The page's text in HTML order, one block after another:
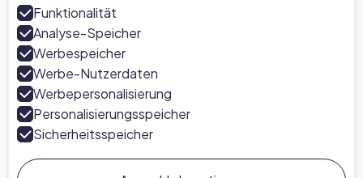
Folgen Sie uns
LinkedIn
Funktionalität
Analyse-Speicher
Werbespeicher
Werbe-Nutzerdaten
Werbepersonalisierung
Personalisierungsspeicher
Sicherheitsspeicher